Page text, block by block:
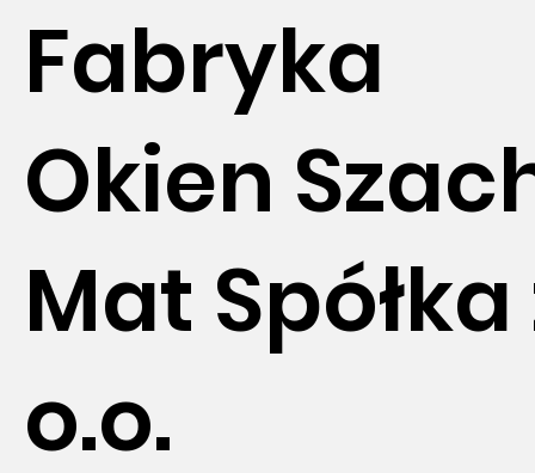
Fabryka
Okien
Mat Spółka
o.o.